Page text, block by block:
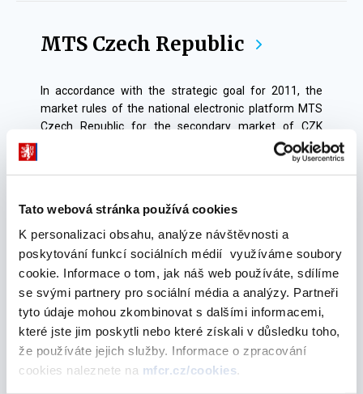
Tato webová stránka používá cookies
K personalizaci obsahu, analýze návštěvnosti a
poskytování funkcí sociálních médií využíváme soubory
cookie. Informace o tom, jak náš web používáte, sdílíme
se svými partnery pro sociální média a analýzy. Partneři
tyto údaje mohou zkombinovat s dalšími informacemi,
které jste jim poskytli nebo které získali v důsledku toho,
že používáte jejich služby. Informace o zpracování
cookies naleznete na mfcr.cz/cookies.
Market
MTS Czech Republic
In accordance with the strategic goal for 2011, the
market rules of the national electronic platform MTS
Czech Republic for the secondary market of CZK
denominated government bonds have become valid as
T-Bonds and T-Bills in
Ministry's Portfolio
T-bonds and T-bills in own portfolio including Lending
facility and Received Collateral.